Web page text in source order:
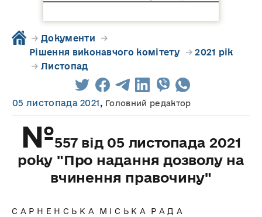
→ Документи →
Рішення виконавчого комітету→2021 рік
→ Листопад
05 листопада 2021 , Головний редактор
№557 від 05 листопада 2021
року "Про надання дозволу на
вчинення правочину"
С А Р Н Е Н С Ь К А М І С Ь К А Р А Д А